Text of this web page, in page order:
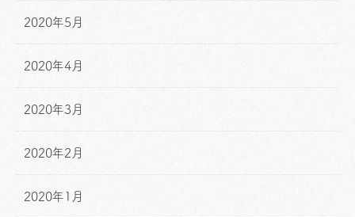
2020年5月
2020年4月
2020年3月
2020年2月
2020年1月